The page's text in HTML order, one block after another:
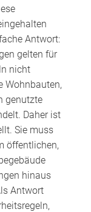
Antwort:
gelten für
nicht
Wohnbauten,
genutzte
Daher ist
Sie muss
öffentlichen,
hinaus
Antwort